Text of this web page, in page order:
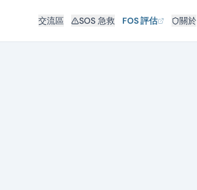
交流區 SOS 急救 FOS 評估 關於